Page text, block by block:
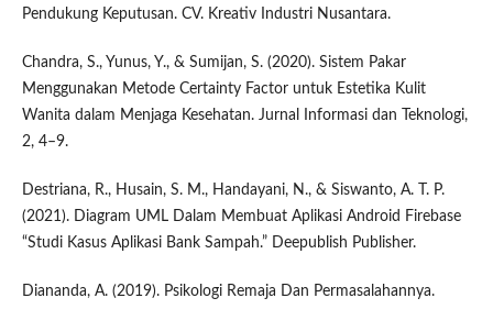
Pendukung Keputusan. CV. Kreativ Industri Nusantara.
Chandra, S., Yunus, Y., & Sumijan, S. (2020). Sistem Pakar
Menggunakan Metode Certainty Factor untuk Estetika Kulit
Wanita dalam Menjaga Kesehatan. Jurnal Informasi dan Teknologi,
2, 4–9.
Destriana, R., Husain, S. M., Handayani, N., & Siswanto, A. T. P.
(2021). Diagram UML Dalam Membuat Aplikasi Android Firebase
“Studi Kasus Aplikasi Bank Sampah.” Deepublish Publisher.
Diananda, A. (2019). Psikologi Remaja Dan Permasalahannya.